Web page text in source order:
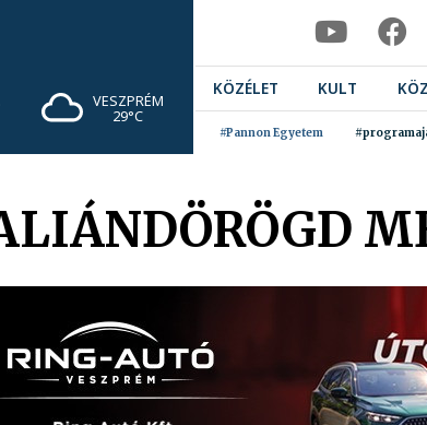
VESZPRÉM
29°C
KÖZÉLET KULT
#Pannon Egyetem